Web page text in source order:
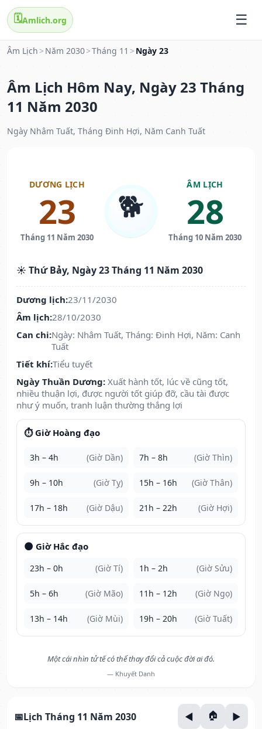
🗓️Amlich.org
Âm Lịch > Năm 2030>Tháng 11 > Ngày 23
Âm Lịch Hôm Nay, Ngày 23 Tháng
11 Năm 2030
Ngày Nhâm Tuất, Tháng Đinh Hợi, Năm Canh Tuất
DƯƠNG LỊCH
23
Tháng 11 Năm 2030
🐕
ÂM LỊCH
28
Tháng 10 Năm 2030
☀️ Thứ Bảy, Ngày 23 Tháng 11 Năm 2030
Dương lịch:23/11/2030
Âm lịch:28/10/2030
Can chi:Ngày: Nhâm Tuất, Tháng: Đinh Hợi, Năm: Canh
Tuất
Tiết khí:Tiểu tuyết
Ngày Thuần Dương: Xuất hành tốt, lúc về cũng tốt,
nhiều thuận lợi, được người tốt giúp đỡ, cầu tài được
như ý muốn, tranh luận thường thắng lợi
⏱️ Giờ Hoàng đạo
3h – 4h (Giờ Dần) 7h – 8h (Giờ Thìn)
9h – 10h (Giờ Tỵ) 15h – 16h (Giờ Thân)
17h – 18h (Giờ Dậu) 21h – 22h (Giờ Hợi)
🌑 Giờ Hắc đạo
23h – 0h (Giờ Tí) 1h – 2h (Giờ Sửu)
5h – 6h (Giờ Mão) 11h – 12h (Giờ Ngọ)
13h – 14h (Giờ Mùi) 19h – 20h (Giờ Tuất)
Một cái nhìn tử tế có thể thay đổi cả cuộc đời ai đó.
— Khuyết Danh
Lịch Tháng 11 Năm 2030